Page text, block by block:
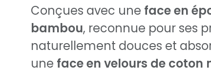
Conçues avec une face en
bambou, reconnue pour ses
naturellement douces et
une face en velours de coton